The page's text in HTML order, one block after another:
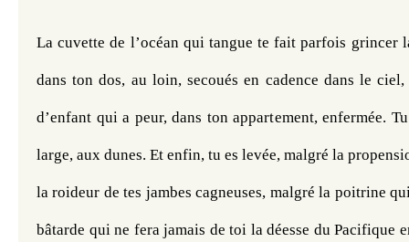
La cuvette de l’océan qui tangue te fait parfois grincer
dans ton dos, au loin, secoués en cadence dans le
d’enfant qui a peur, dans ton appartement, enfermée.
large, aux dunes. Et enfin, tu es levée, malgré la
la roideur de tes jambes cagneuses, malgré la poitrine
bâtarde qui ne fera jamais de toi la déesse du Pacifique